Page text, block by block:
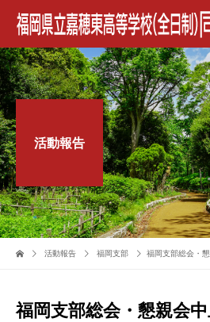
活動報告
活動報告 福岡支部 福岡支部総会・
福岡支部総会・懇親会